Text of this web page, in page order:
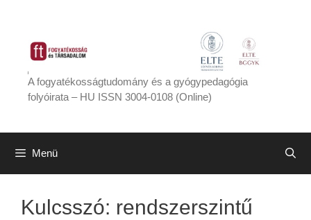
tartalomba
A fogyatékosságtudomány és a gyógypedagógia
folyóirata – HU ISSN 3004-0108 (Online)
Menü
Kulcsszó: rendszerszintű